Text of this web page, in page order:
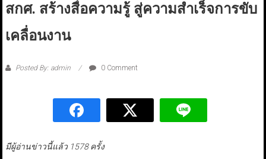
สกศ. สร้างสื่อความรู้ สู่ความสำเร็จการขับ
เคลื่อนงาน
Posted By: admin 0 Comment
มีผู้อ่านข่าวนี้แล้ว 1578 ครั้ง